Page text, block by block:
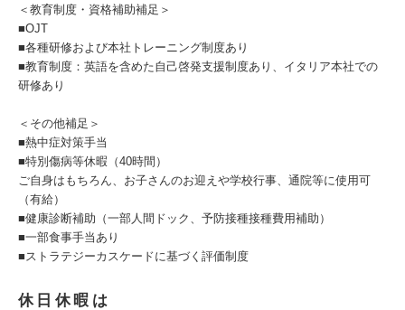
＜教育制度・資格補助補足＞
■OJT
■各種研修および本社トレーニング制度あり
■教育制度：英語を含めた自己啓発支援制度あり、イタリア本社での
研修あり
＜その他補足＞
■熱中症対策手当
■特別傷病等休暇（40時間）
ご自身はもちろん、お子さんのお迎えや学校行事、通院等に使用可
（有給）
■健康診断補助（一部人間ドック、予防接種接種費用補助）
■一部食事手当あり
■ストラテジーカスケードに基づく評価制度
休日休暇は